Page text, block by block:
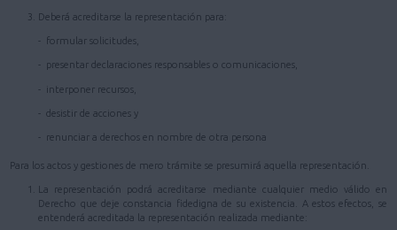
Deberá acreditarse la representación para:
- formular solicitudes,
- presentar declaraciones responsables o comunicaciones,
- interponer recursos,
- desistir de acciones y
- renunciar a derechos en nombre de otra persona
Para los actos y gestiones de mero trámite se presumirá aquella representación.
La representación podrá acreditarse mediante cualquier medio válido en
Derecho que deje constancia fidedigna de su existencia. A estos efectos, se
entenderá acreditada la representación realizada mediante: